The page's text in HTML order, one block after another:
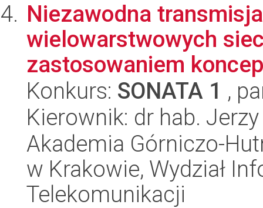
Niezawodna
wielowarstwowych
zastosowaniem
Konkurs: SONATA 1 ,
Kierownik: dr hab. Jerzy
Akademia Górniczo-
w Krakowie, Wydział
Telekomunikacji